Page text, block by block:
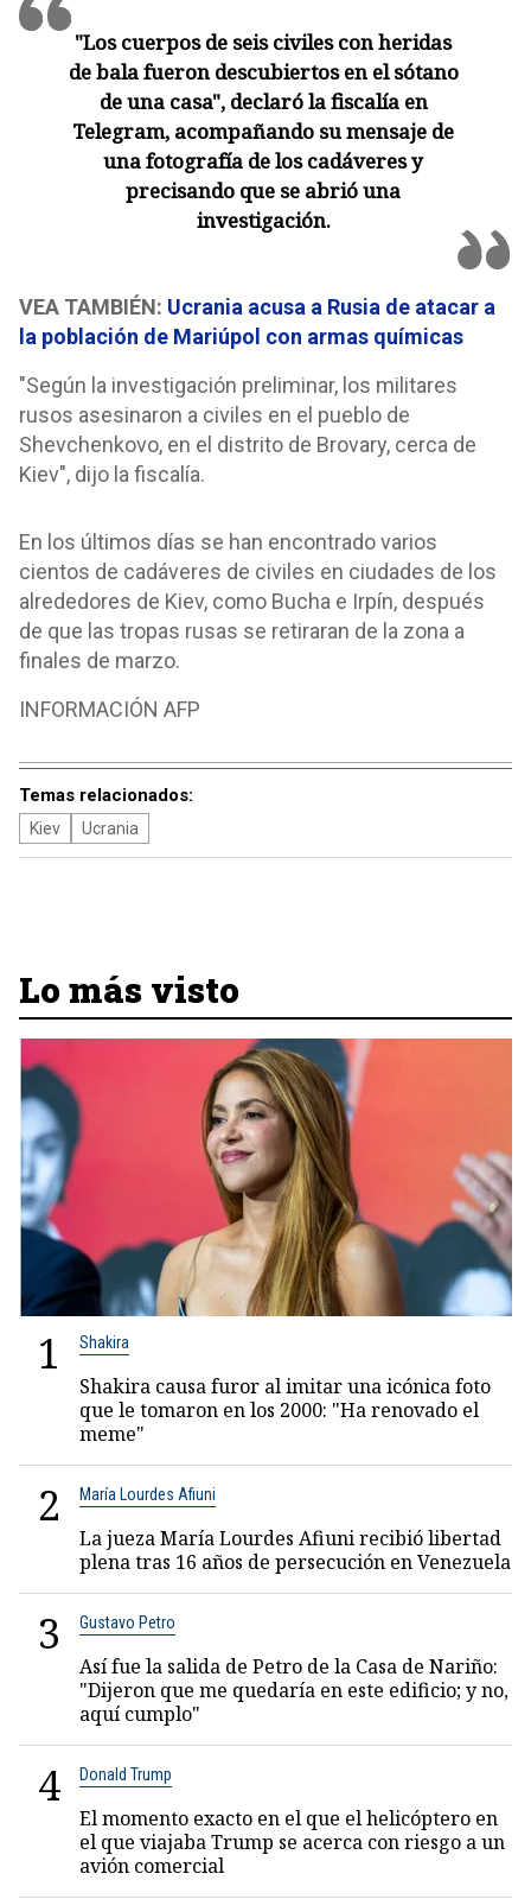
"Los cuerpos de seis civiles con heridas
de bala fueron descubiertos en el sótano
de una casa", declaró la fiscalía en
Telegram, acompañando su mensaje de
una fotografía de los cadáveres y
precisando que se abrió una
investigación.
VEA TAMBIÉN: Ucrania acusa a Rusia de atacar a
la población de Mariúpol con armas químicas
"Según la investigación preliminar, los militares
rusos asesinaron a civiles en el pueblo de
Shevchenkovo, en el distrito de Brovary, cerca de
Kiev", dijo la fiscalía.
En los últimos días se han encontrado varios
cientos de cadáveres de civiles en ciudades de los
alrededores de Kiev, como Bucha e Irpín, después
de que las tropas rusas se retiraran de la zona a
finales de marzo.
INFORMACIÓN AFP
Temas relacionados:
Kiev Ucrania
Lo más visto
1 Shakira
Shakira causa furor al imitar una icónica foto
que le tomaron en los 2000: "Ha renovado el
meme"
2 María Lourdes Afiuni
La jueza María Lourdes Afiuni recibió libertad
plena tras 16 años de persecución en Venezuela
3 Gustavo Petro
Así fue la salida de Petro de la Casa de Nariño:
"Dijeron que me quedaría en este edificio; y no,
aquí cumplo"
4 Donald Trump
El momento exacto en el que el helicóptero en
el que viajaba Trump se acerca con riesgo a un
avión comercial